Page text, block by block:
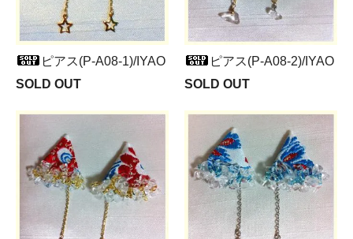
ピアス(P-A08-1)/IYAO
SOLD OUT
ピアス(P-A08-2)/IYAO
SOLD OUT